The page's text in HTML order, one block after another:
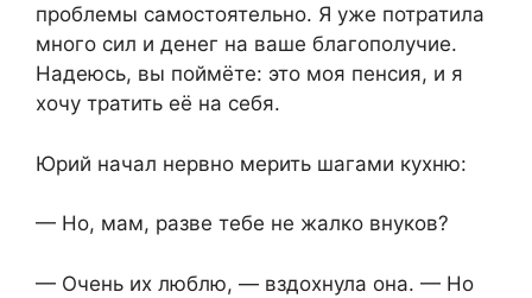
проблемы самостоятельно. Я уже потратила
много сил и денег на ваше благополучие.
Надеюсь, вы поймёте: это моя пенсия, и я
хочу тратить её на себя.
Юрий начал нервно мерить шагами кухню:
— Но, мам, разве тебе не жалко внуков?
— Очень их люблю, — вздохнула она. — Но